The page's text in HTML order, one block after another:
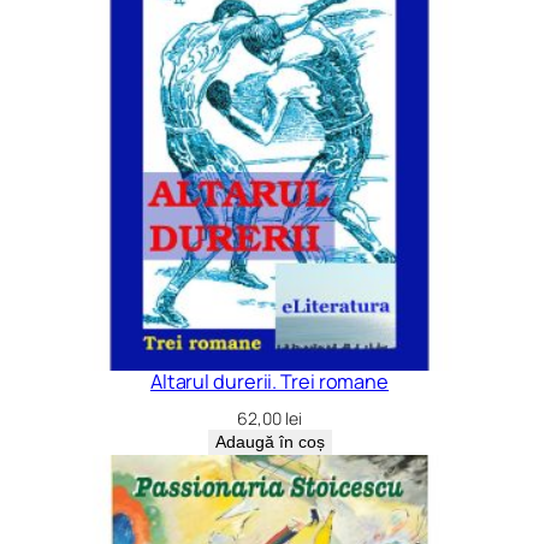
Altarul durerii. Trei romane
62,00 lei
Adaugă în coș